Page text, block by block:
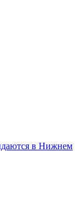
в Нижнем